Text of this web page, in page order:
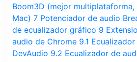
Boom3D (mejor
Mac) 7 Potenciador de audio
de ecualizador gráfico 9
audio de Chrome 9.1
DevAudio 9.2 Ecualizador de